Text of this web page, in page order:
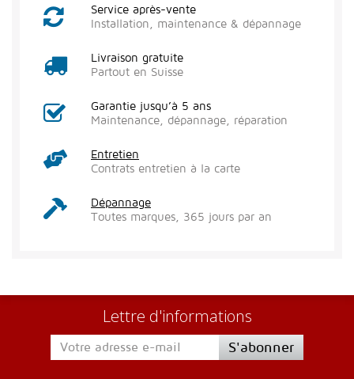
Service après-vente
Installation, maintenance & dépannage
Livraison gratuite
Partout en Suisse
Garantie jusqu’à 5 ans
Maintenance, dépannage, réparation
Entretien
Contrats entretien à la carte
Dépannage
Toutes marques, 365 jours par an
Lettre d'informations
S'abonner